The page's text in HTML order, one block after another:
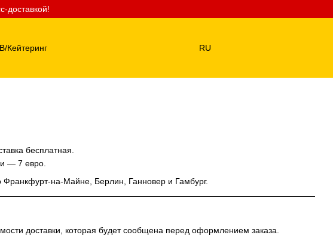
доставкой!
Кейтеринг RU
бесплатная.
— 7 евро.
на-Майне, Берлин, Ганновер и Гамбург.
доставки, которая будет сообщена перед оформлением заказа.